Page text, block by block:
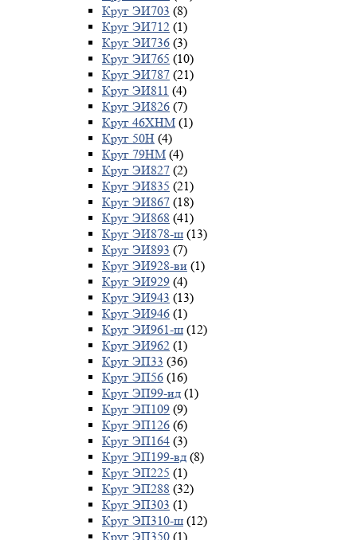
Круг ЭИ703 (8)
Круг ЭИ712 (1)
Круг ЭИ736 (3)
Круг ЭИ765 (10)
Круг ЭИ787 (21)
Круг ЭИ811 (4)
Круг ЭИ826 (7)
Круг 46ХНМ (1)
Круг 50Н (4)
Круг 79НМ (4)
Круг ЭИ827 (2)
Круг ЭИ835 (21)
Круг ЭИ867 (18)
Круг ЭИ868 (41)
Круг ЭИ878-ш (13)
Круг ЭИ893 (7)
Круг ЭИ928-ви (1)
Круг ЭИ929 (4)
Круг ЭИ943 (13)
Круг ЭИ946 (1)
Круг ЭИ961-ш (12)
Круг ЭИ962 (1)
Круг ЭП33 (36)
Круг ЭП56 (16)
Круг ЭП99-ид (1)
Круг ЭП109 (9)
Круг ЭП126 (6)
Круг ЭП164 (3)
Круг ЭП199-вд (8)
Круг ЭП225 (1)
Круг ЭП288 (32)
Круг ЭП303 (1)
Круг ЭП310-ш (12)
Круг ЭП350 (1)